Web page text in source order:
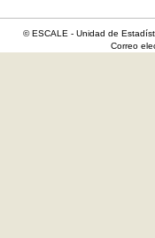
© ESCALE - Unidad de
Correo